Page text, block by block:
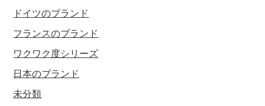
ドイツのブランド
フランスのブランド
ワクワク度シリーズ
日本のブランド
未分類